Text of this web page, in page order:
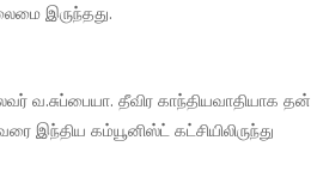
இருந்தது.
கம்யூனிஸ்ட் கட்சியிலிருந்து